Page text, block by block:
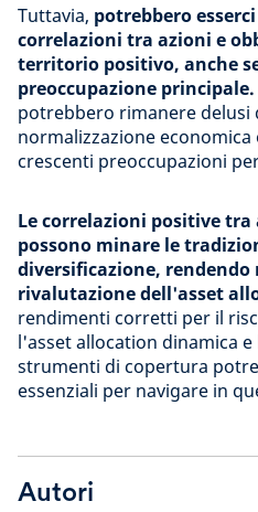
Tuttavia, potrebbero
correlazioni tra azioni e
territorio positivo, anche
preoccupazione principale.
potrebbero rimanere delusi
normalizzazione
crescenti preoccupazioni
Le correlazioni positive
possono minare le
diversificazione, rendendo
rivalutazione dell'asset
rendimenti corretti per il
l'asset allocation dinamica
strumenti di copertura
essenziali per navigare in
Autori